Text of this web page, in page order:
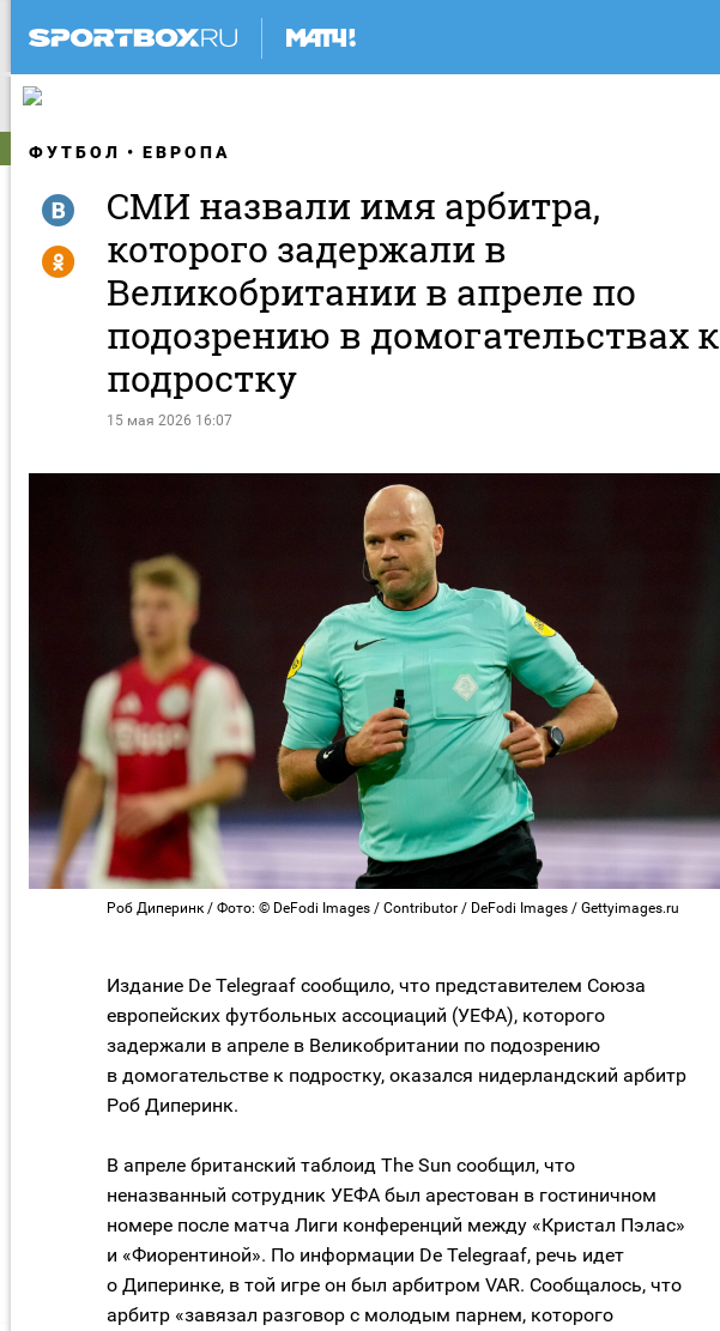
ФУТБОЛ ЕВРОПА
СМИ назвали имя арбитра,
которого задержали в
Великобритании в апреле по
подозрению в домогательствах к
подростку
15 мая 2026 16:07
R
Y
Роб Диперинк / Фото: © DeFodi Images / Contributor / DeFodi Images / Gettyimages.ru
Издание De Telegraaf сообщило, что представителем Союза
европейских футбольных ассоциаций (УЕФА), которого
задержали в апреле в Великобритании по подозрению
в домогательстве к подростку, оказался нидерландский арбитр
Роб Диперинк.
В апреле британский таблоид The Sun сообщил, что
неназванный сотрудник УЕФА был арестован в гостиничном
номере после матча Лиги конференций между «Кристал Пэлас»
и «Фиорентиной». По информации De Telegraaf, речь идет
о Диперинке, в той игре он был арбитром VAR. Сообщалось, что
арбитр «завязал разговор с молодым парнем, которого